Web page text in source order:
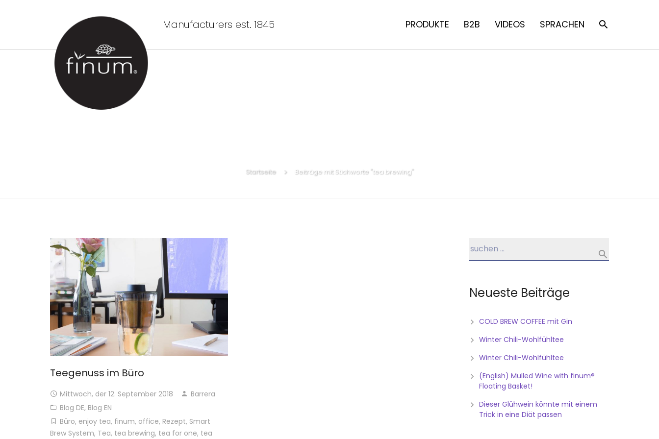
Manufacturers est. 1845 PRODUKTE B2B VIDEOS SPRACHEN
Startseite Beiträge mit Stichworte "tea brewing"
Teegenuss im Büro
Mittwoch, der 12. September 2018
Barrera
Blog DE, Blog EN
Büro, enjoy tea, finum, office, Rezept, Smart
Brew System, Tea, tea brewing, tea for one, tea
Neueste Beiträge
COLD BREW COFFEE mit Gin
Winter Chili-Wohlfühltee
Winter Chili-Wohlfühltee
(English) Mulled Wine with finum®
Floating Basket!
Dieser Glühwein könnte mit einem
Trick in eine Diät passen